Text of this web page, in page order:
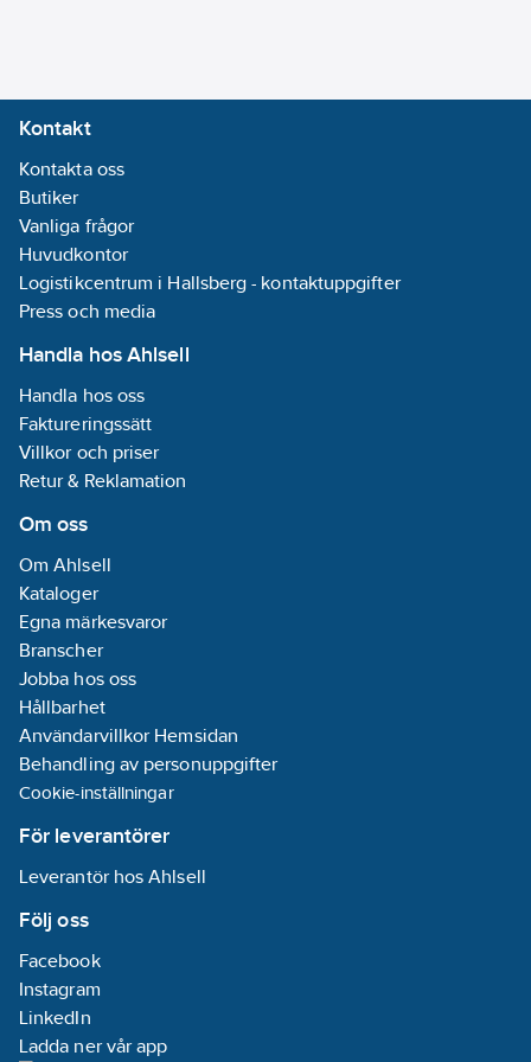
Kontakt
Kontakta oss
Butiker
Vanliga frågor
Huvudkontor
Logistikcentrum i Hallsberg - kontaktuppgifter
Press och media
Handla hos Ahlsell
Handla hos oss
Faktureringssätt
Villkor och priser
Retur & Reklamation
Om oss
Om Ahlsell
Kataloger
Egna märkesvaror
Branscher
Jobba hos oss
Hållbarhet
Användarvillkor Hemsidan
Behandling av personuppgifter
Cookie-inställningar
För leverantörer
Leverantör hos Ahlsell
Följ oss
Facebook
Instagram
LinkedIn
Ladda ner vår app